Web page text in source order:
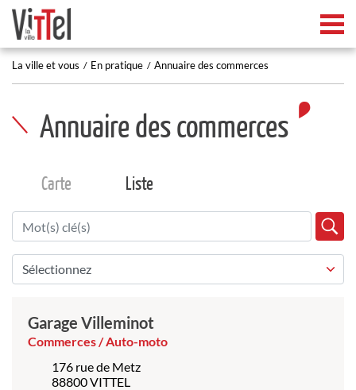
La ville et vous En pratique Annuaire des commerces
Annuaire des commerces
Carte Liste
Garage Villeminot
Commerces / Auto-moto
176 rue de Metz
88800 VITTEL